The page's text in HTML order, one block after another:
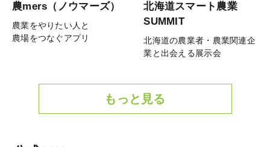
農mers（ノウマーズ）
農業をやりたい人と
農場をつなぐアプリ
北海道スマート農業
SUMMIT
北海道の農業者・農業関連企
業と出会える展示会
もっと見る